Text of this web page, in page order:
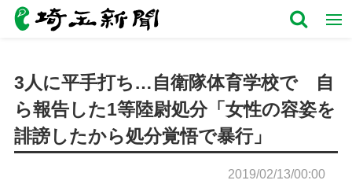
3人に平手打ち…自衛隊体育学校で 自
ら報告した1等陸尉処分「女性の容姿を
誹謗したから処分覚悟で暴行」
2019/02/13/00:00